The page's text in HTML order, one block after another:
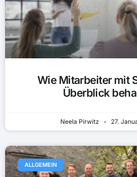
Wie Mitarbeiter mit
Überblick
Neela Pirwitz 27.
ALLGEMEIN